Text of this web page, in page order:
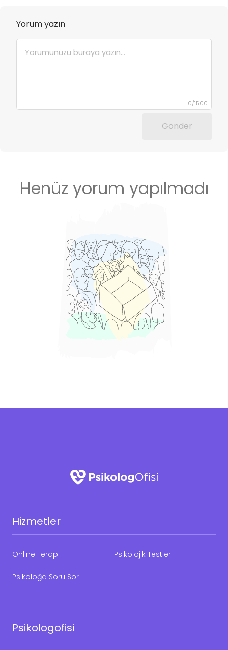
Yorum yazın
0/1500
Gönder
Henüz yorum yapılmadı
Hizmetler
Online Terapi Psikolojik Testler
Psikoloğa Soru Sor
Psikologofisi